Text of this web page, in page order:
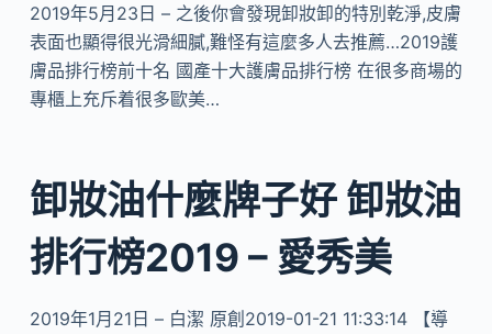
2019年5月23日 – 之後你會發現卸妝卸的特別乾淨,皮膚
表面也顯得很光滑細膩,難怪有這麼多人去推薦…2019護
膚品排行榜前十名 國產十大護膚品排行榜 在很多商場的
專櫃上充斥着很多歐美…
卸妝油什麼牌子好 卸妝油
排行榜2019 – 愛秀美
2019年1月21日 – 白潔 原創2019-01-21 11:33:14 【導